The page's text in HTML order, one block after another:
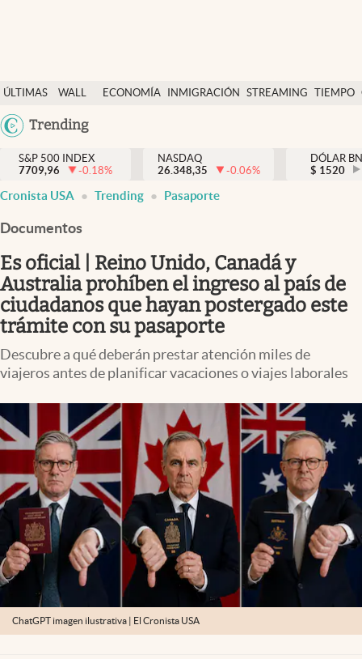
ÚLTIMAS
NOTICIAS
WALL
DÓLAR
ECONOMÍA INMIGRACIÓN STREAMING TIEMPO
México
Trending
Finanzas y economía
Wall Street y dólar
Inmigración
Espiritual
Streaming
Lifestyle
S&P 500 INDEX
7709,96
-0.18%
NASDAQ
26.348,35
-0.06%
DÓLAR
$ 1520
Cronista USA Trending Pasaporte
Documentos
Es oficial | Reino Unido, Canadá y
Australia prohíben el ingreso al país de
ciudadanos que hayan postergado este
trámite con su pasaporte
Descubre a qué deberán prestar atención miles de
viajeros antes de planificar vacaciones o viajes laborales
ChatGPT imagen ilustrativa | El Cronista USA